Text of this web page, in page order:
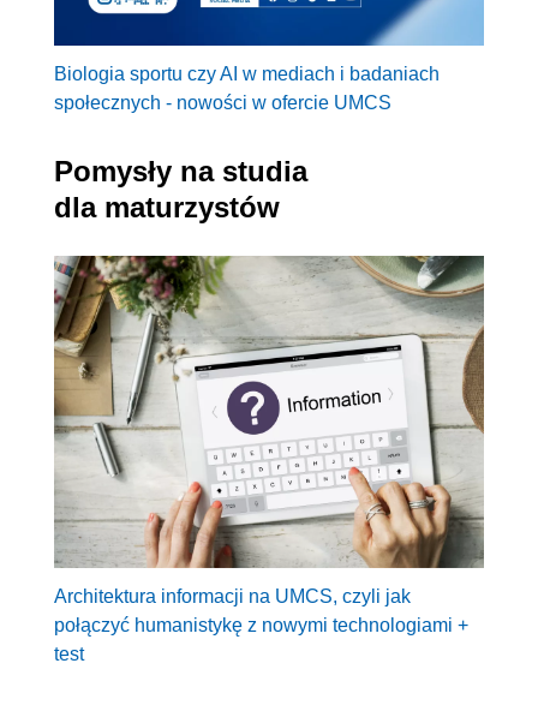
Biologia sportu czy AI w mediach i badaniach
społecznych - nowości w ofercie UMCS
Pomysły na studia
dla maturzystów
Architektura informacji na UMCS, czyli jak
połączyć humanistykę z nowymi technologiami +
test